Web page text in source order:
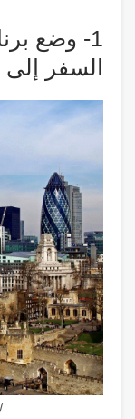
1- وضع
السفر إلى